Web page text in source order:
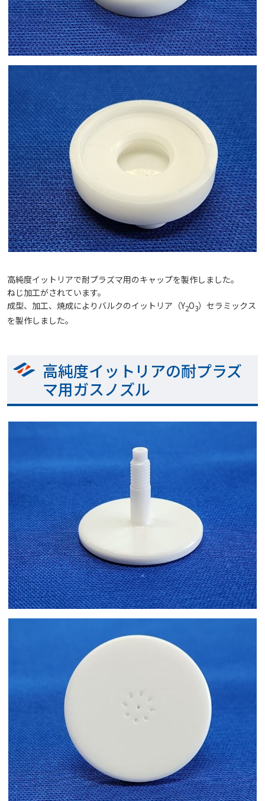
高純度イットリアで耐プラズマ用のキャップを製作しました。
ねじ加工がされています。
成型、加工、焼成によりバルクのイットリア（Y2O3）セラミックス
を製作しました。
高純度イットリアの耐プラズ
マ用ガスノズル